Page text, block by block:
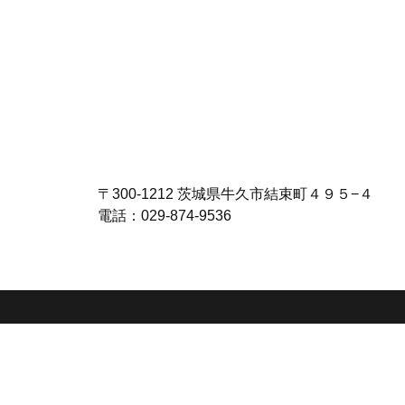
〒300-1212 茨城県牛久市結束町４９５−４
電話：029-874-9536